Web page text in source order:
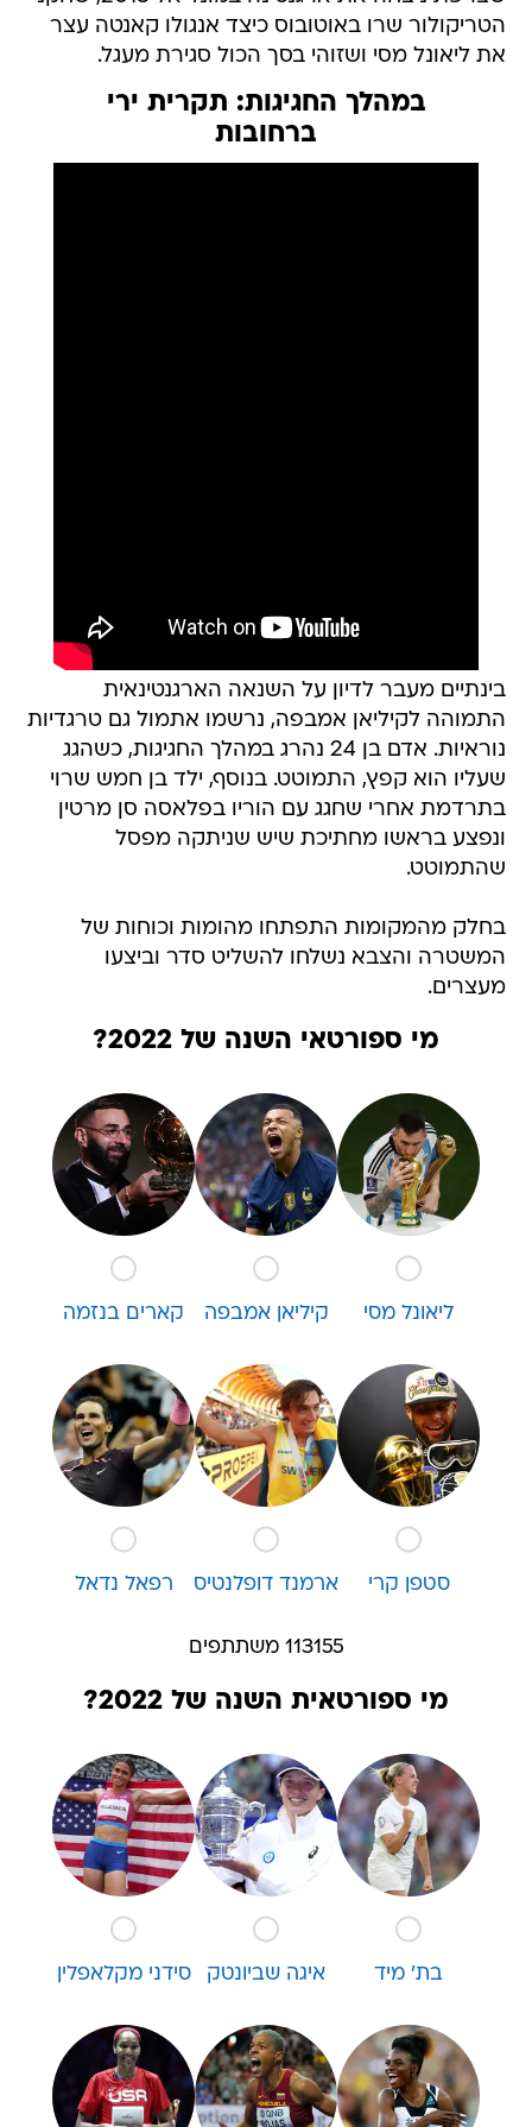
הטריקולור שרו באוטובוס כיצד אנגולו קאנטה עצר
את ליאונל מסי ושזוהי בסך הכול סגירת מעגל.
במהלך החגיגות: תקרית ירי
ברחובות
בינתיים מעבר לדיון על השנאה הארגנטינאית
התמוהה לקיליאן אמבפה, נרשמו אתמול גם טרגדיות
נוראיות. אדם בן 24 נהרג במהלך החגיגות, כשהגג
שעליו הוא קפץ, התמוטט. בנוסף, ילד בן חמש שרוי
בתרדמת אחרי שחגג עם הוריו בפלאסה סן מרטין
ונפצע בראשו מחתיכת שיש שניתקה מפסל
שהתמוטט.
בחלק מהמקומות התפתחו מהומות וכוחות של
המשטרה והצבא נשלחו להשליט סדר וביצעו
מעצרים.
מי ספורטאי השנה של 2022?
ליאונל מסי קיליאן אמבפה קארים בנזמה
סטפן קרי ארמנד דופלנטיס רפאל נדאל
113155 משתתפים
מי ספורטאית השנה של 2022?
בת' מיד איגה שביונטק סידני מקלאפלין